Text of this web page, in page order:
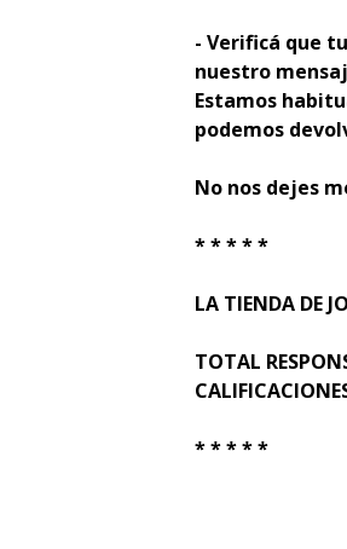
- Verificá que
nuestro
Estamos
podemos
No nos dejes
* * * * *
LA TIENDA DE
TOTAL
* * * * *